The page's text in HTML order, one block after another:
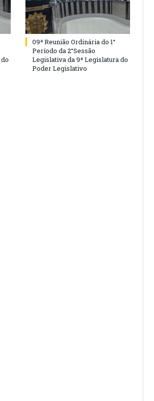
09ª Reunião Ordinária do 1°
Período da 2°Sessão
Legislativa da 9ª Legislatura do
Poder Legislativo